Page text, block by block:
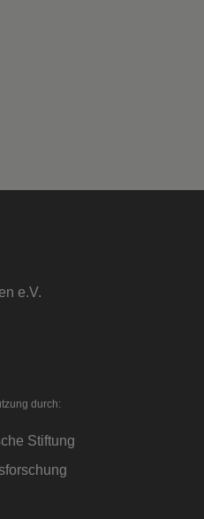
e.V.
durch: